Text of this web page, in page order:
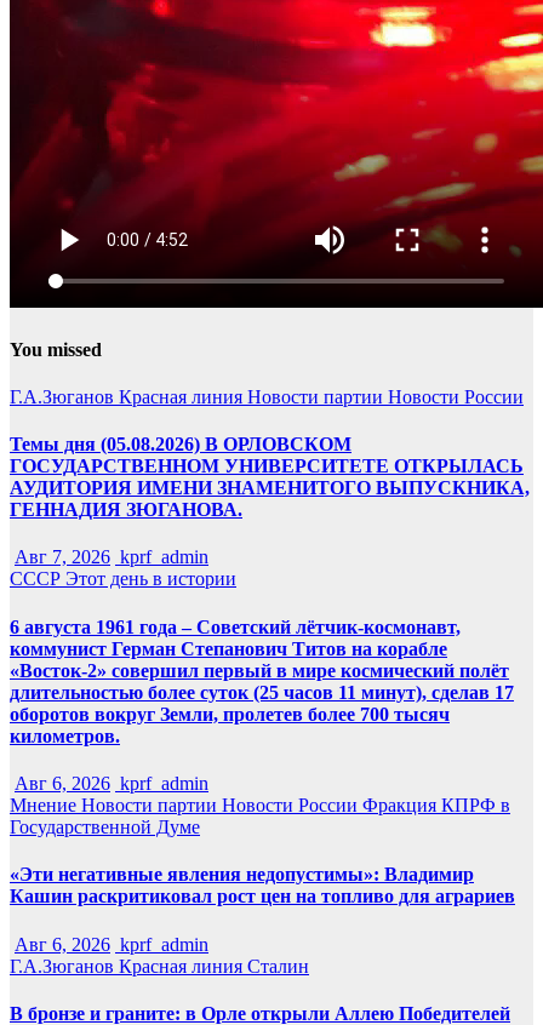
You missed
Г.А.Зюганов Красная линия Новости партии Новости России
Темы дня (05.08.2026) В ОРЛОВСКОМ
ГОСУДАРСТВЕННОМ УНИВЕРСИТЕТЕ ОТКРЫЛАСЬ
АУДИТОРИЯ ИМЕНИ ЗНАМЕНИТОГО ВЫПУСКНИКА,
ГЕННАДИЯ ЗЮГАНОВА.
Авг 7, 2026 kprf_admin
СССР Этот день в истории
6 августа 1961 года – Советский лётчик-космонавт,
коммунист Герман Степанович Титов на корабле
«Восток-2» совершил первый в мире космический полёт
длительностью более суток (25 часов 11 минут), сделав 17
оборотов вокруг Земли, пролетев более 700 тысяч
километров.
Авг 6, 2026 kprf_admin
Мнение Новости партии Новости России Фракция КПРФ в
Государственной Думе
«Эти негативные явления недопустимы»: Владимир
Кашин раскритиковал рост цен на топливо для аграриев
Авг 6, 2026 kprf_admin
Г.А.Зюганов Красная линия Сталин
В бронзе и граните: в Орле открыли Аллею Победителей